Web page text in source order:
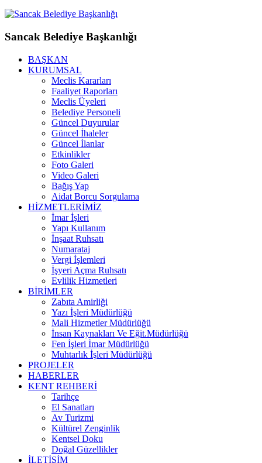
Sancak Belediye Başkanlığı
BAŞKAN
KURUMSAL
Meclis Kararları
Faaliyet Raporları
Meclis Üyeleri
Belediye Personeli
Güncel Duyurular
Güncel İhaleler
Güncel İlanlar
Etkinlikler
Foto Galeri
Video Galeri
Bağış Yap
Aidat Borcu Sorgulama
HİZMETLERİMİZ
İmar İşleri
Yapı Kullanım
İnşaat Ruhsatı
Numarataj
Vergi İşlemleri
İşyeri Açma Ruhsatı
Evlilik Hizmetleri
BİRİMLER
Zabıta Amirliği
Yazı İşleri Müdürlüğü
Mali Hizmetler Müdürlüğü
İnsan Kaynakları Ve Eğit.Müdürlüğü
Fen İşleri İmar Müdürlüğü
Muhtarlık İşleri Müdürlüğü
PROJELER
HABERLER
KENT REHBERİ
Tarihçe
El Sanatları
Av Turizmi
Kültürel Zenginlik
Kentsel Doku
Doğal Güzellikler
İLETİŞİM